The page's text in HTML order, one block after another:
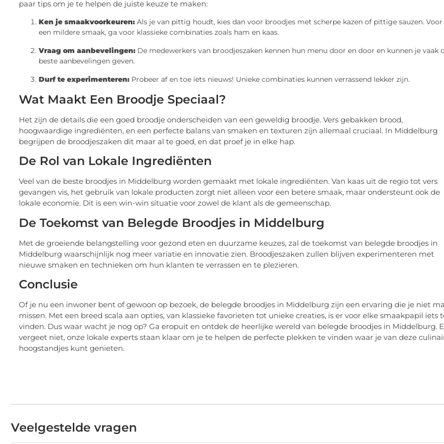
paar tips om je te helpen de juiste keuze te maken:
Ken je smaakvoorkeuren: Als je van pittig houdt, kies dan voor broodjes met scherpe kazen of pittige sauzen. Voor
een mildere smaak, ga voor klassieke combinaties zoals ham en kaas.
Vraag om aanbevelingen: De medewerkers van broodjeszaken kennen hun menu door en door en kunnen je vaak
beste aanbevelingen geven.
Durf te experimenteren: Probeer af en toe iets nieuws! Unieke combinaties kunnen verrassend lekker zijn.
Wat Maakt Een Broodje Speciaal?
Het zijn de details die een goed broodje onderscheiden van een geweldig broodje. Vers gebakken brood,
hoogwaardige ingrediënten, en een perfecte balans van smaken en texturen zijn allemaal cruciaal. In Middelburg
begrijpen de broodjeszaken dit maar al te goed, en dat proef je in elke hap.
De Rol van Lokale Ingrediënten
Veel van de beste broodjes in Middelburg worden gemaakt met lokale ingrediënten. Van kaas uit de regio tot vers
gevangen vis, het gebruik van lokale producten zorgt niet alleen voor een betere smaak, maar ondersteunt ook de
lokale economie. Dit is een win-win situatie voor zowel de klant als de gemeenschap.
De Toekomst van Belegde Broodjes in Middelburg
Met de groeiende belangstelling voor gezond eten en duurzame keuzes, zal de toekomst van belegde broodjes in
Middelburg waarschijnlijk nog meer variatie en innovatie zien. Broodjeszaken zullen blijven experimenteren met
nieuwe smaken en technieken om hun klanten te verrassen en te plezieren.
Conclusie
Of je nu een inwoner bent of gewoon op bezoek, de belegde broodjes in Middelburg zijn een ervaring die je niet
missen. Met een breed scala aan opties, van klassieke favorieten tot unieke creaties, is er voor elke smaakpapil iets
vinden. Dus waar wacht je nog op? Ga eropuit en ontdek de heerlijke wereld van belegde broodjes in Middelburg.
vergeet niet, onze lokale experts staan klaar om je te helpen de perfecte plekken te vinden waar je van deze
hoogstandjes kunt genieten.
Veelgestelde vragen